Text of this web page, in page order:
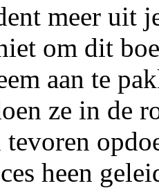
meer uit
om dit
aan te
ze in de
tevoren
heen